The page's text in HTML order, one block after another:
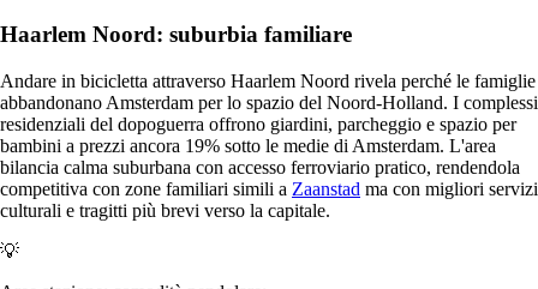
Haarlem Noord: suburbia familiare
Andare in bicicletta attraverso Haarlem Noord rivela perché le famiglie
abbandonano Amsterdam per lo spazio del Noord-Holland. I complessi
residenziali del dopoguerra offrono giardini, parcheggio e spazio per
bambini a prezzi ancora 19% sotto le medie di Amsterdam. L'area
bilancia calma suburbana con accesso ferroviario pratico, rendendola
competitiva con zone familiari simili a Zaanstad ma con migliori servizi
culturali e tragitti più brevi verso la capitale.
💡